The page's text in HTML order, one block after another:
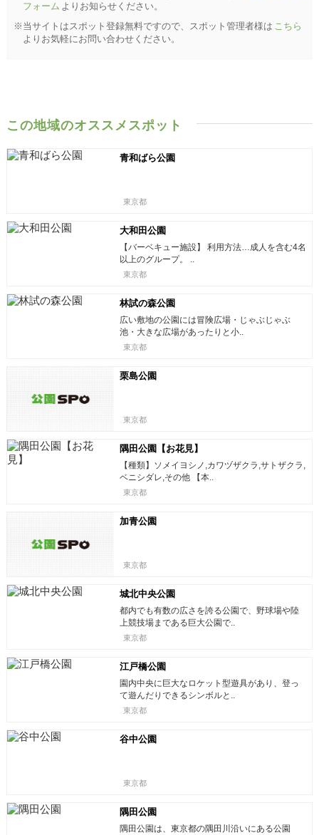
フォーム よりお知らせください。
※当サイトはスポット登録無料ですので、スポット管理者様は こちら
よりお気軽にお問い合わせください。
この地域のオススメスポット
青和ばら公園
東京都
大和田公園
【バーベキュー施設】 利用方法…成人を含む4名
以上のグループ。 ..
東京都
林試の森公園
広い敷地の公園には冒険広場・じゃぶじゃぶ
池・大きな広場があったりと小..
東京都
栗島公園
東京都
隅田公園【お花見】
【種類】ソメイヨシノ,カワヅザクラ,サトザクラ,
ベニシダレ,その他 【本..
東京都
加青公園
東京都
城北中央公園
都内でも有数の広さを誇る公園で、野球場や陸
上競技場まである巨大公園で..
東京都
江戸橋公園
園内中央に巨大なロケット型遊具があり、登っ
て遊んだりできるシンボルと..
東京都
谷中公園
東京都
隅田公園
隅田公園は、東京都の隅田川沿いにある公園